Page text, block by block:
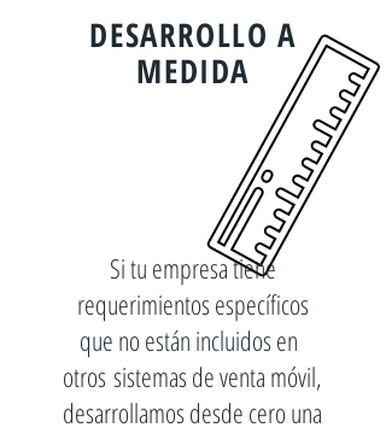
DESARROLLO A
MEDIDA
Si tu empresa tiene
requerimientos específicos
que no están incluidos en
otros sistemas de venta móvil,
desarrollamos desde cero una